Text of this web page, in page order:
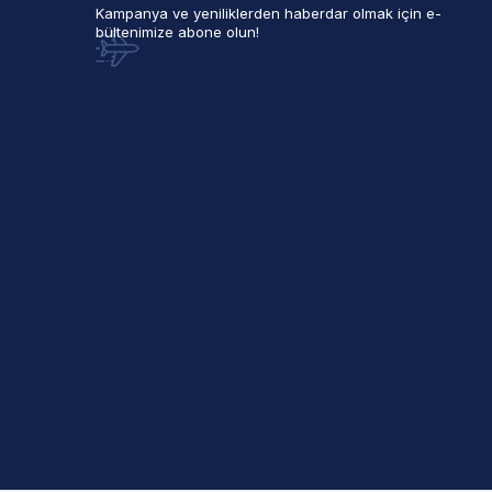
Kampanya ve yeniliklerden haberdar olmak için e-
bültenimize abone olun!